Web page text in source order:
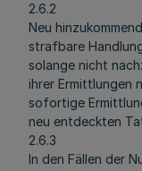
2.6.2
Neu
strafbare
solange nicht
ihrer Ermittlungen
sofortige
neu entdeckten
2.6.3
In den Fällen der